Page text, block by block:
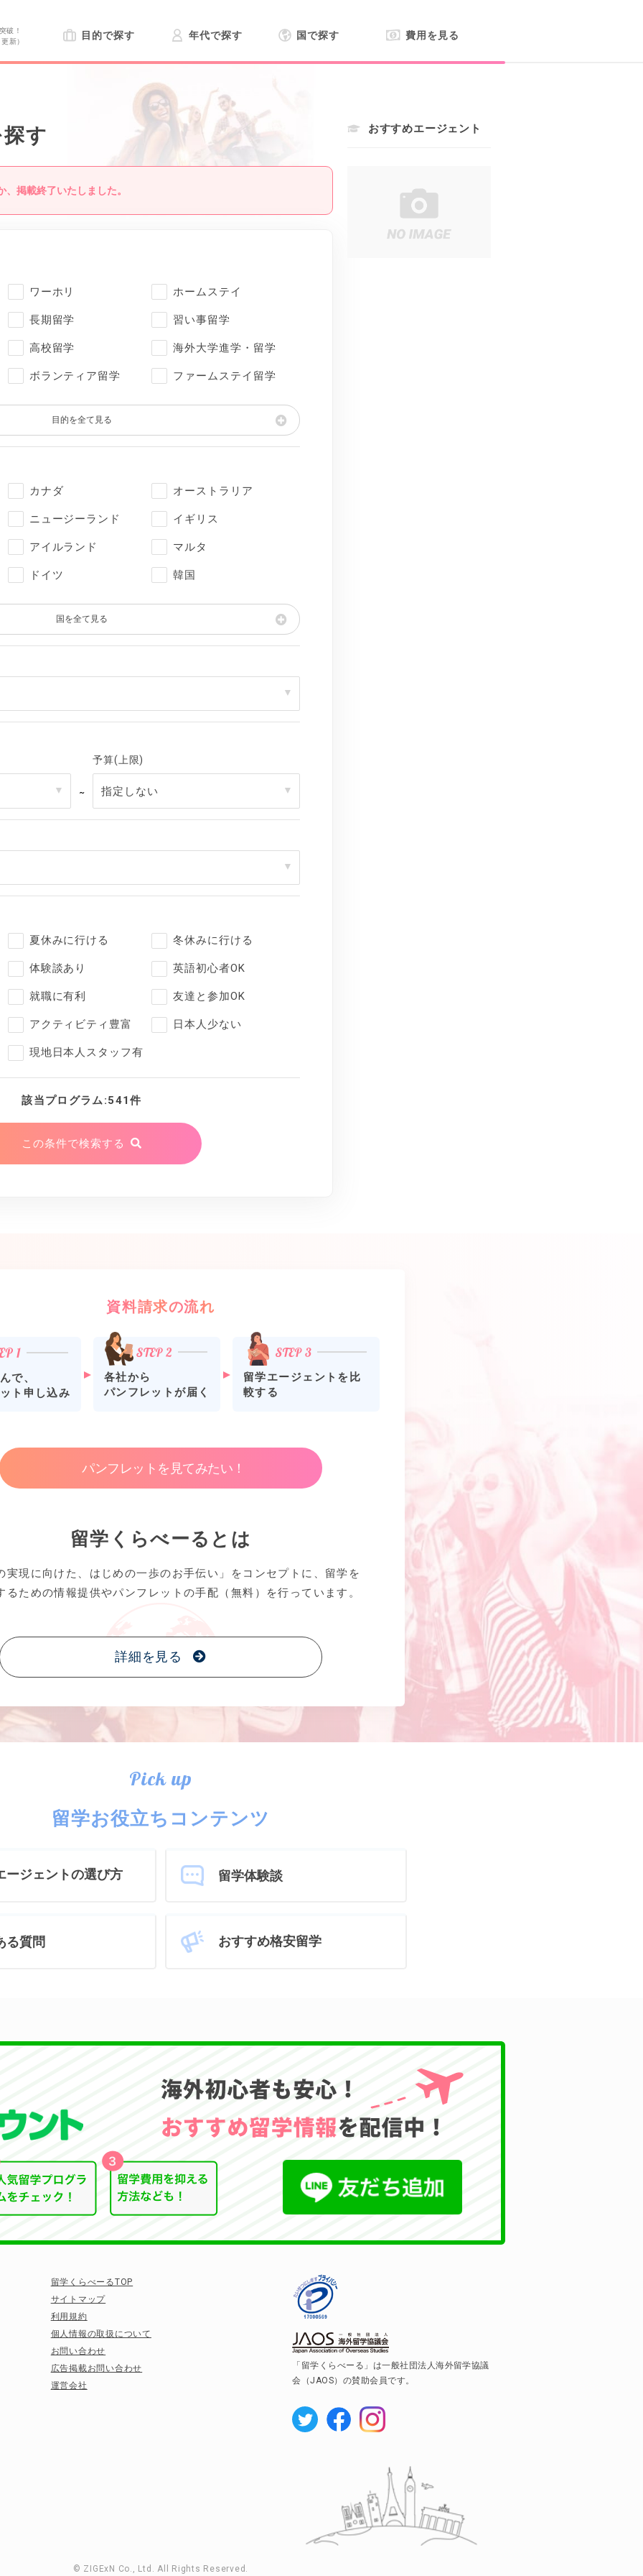
破！
新）
目的で探す 年代で探す 国で探す 費用を見る
す
掲載終了いたしました。
ワーホリ ホームステイ
長期留学 習い事留学
高校留学 海外大学進学・留学
ボランティア留学 ファームステイ留学
目的を全て見る
カナダ オーストラリア
ニュージーランド イギリス
アイルランド マルタ
ドイツ 韓国
国を全て見る
～
予算(上限)
夏休みに行ける 冬休みに行ける
体験談あり 英語初心者OK
就職に有利 友達と参加OK
アクティビティ豊富 日本人少ない
現地日本人スタッフ有
該当プログラム:541件
この条件で検索する
おすすめエージェント
資料請求の流れ
で、
ト申し込み
各社から
パンフレットが届く
留学エージェントを比
較する
パンフレットを見てみたい！
留学くらべーるとは
実現に向けた、はじめの一歩のお手伝い」をコンセプトに、留学を
るための情報提供やパンフレットの手配（無料）を行っています。
詳細を見る
Pick up
留学お役立ちコンテンツ
ージェントの選び方 留学体験談
る質問 おすすめ格安留学
留学くらべーるTOP
サイトマップ
利用規約
個人情報の取扱について
お問い合わせ
広告掲載お問い合わせ
運営会社
「留学くらべーる」は一般社団法人海外留学協議
会（JAOS）の賛助会員です。
© ZIGExN Co., Ltd. All Rights Reserved.